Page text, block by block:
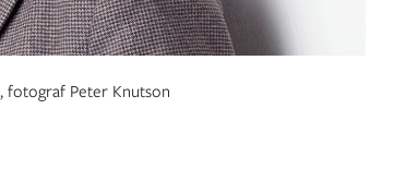
fotograf Peter Knutson